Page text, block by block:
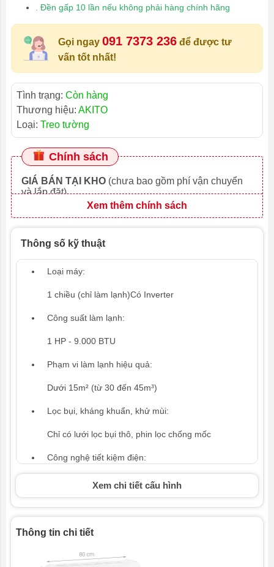
. Đền gấp 10 lần nếu không phải hàng chính hãng
Gọi ngay 091 7373 236 để được tư
vấn tốt nhất!
Tình trạng: Còn hàng
Thương hiệu: AKITO
Loại: Treo tường
Chính sách
GIÁ BÁN TẠI KHO (chưa bao gồm phí vận chuyển
và lắp đặt)
Xem thêm chính sách
Thông số kỹ thuật
Loại máy:
1 chiều (chỉ làm lạnh)Có Inverter
Công suất làm lạnh:
1 HP - 9.000 BTU
Phạm vi làm lạnh hiệu quả:
Dưới 15m² (từ 30 đến 45m³)
Lọc bụi, kháng khuẩn, khử mùi:
Chỉ có lưới lọc bụi thô, phin lọc chống mốc
Công nghệ tiết kiệm điện:
Turbo
Tiện ích:
Xem chi tiết cấu hình
Thông tin chi tiết